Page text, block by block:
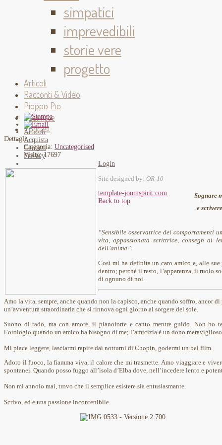
simpatici
imprevedibili
storie vere
progetto
Articoli
Racconti & Video
Pioppo Pio
Interviste
Podcast
Dettagli
Categoria: Uncategorised
Visite: 17697
Sognare
e
“Sensibile osservatrice dei comportamenti
vita, appassionata scrittrice, consegn ai
dell’anima”.
Così mi ha definita un caro amico e, alle
dentro; perché il resto, l’apparenza, il ruolo
di ognuno di noi.
Amo la vita, sempre, anche quando non la capisco, anche quando soffro, ancor
un’avventura straordinaria che si rinnova ogni giorno al sorgere del sole.
Suono di rado, ma con amore, il pianoforte e canto mentre guido. Non ho
l’orologio quando un amico ha bisogno di me; l’amicizia è un dono
Mi piace leggere, lasciarmi rapire dai notturni di Chopin, godermi un bel film.
Adoro il fuoco, la fiamma viva, il calore che mi trasmette. Amo viaggiare e
spontanei. Quando posso fuggo all’isola d’Elba dove, nell’incedere lento e
Non mi annoio mai, trovo che il semplice esistere sia entusiasmante.
Scrivo, ed è una passione incontenibile.
Articoli
Acquista
Contatti
Privacy
Login
Site designed by: OR-10
template-joomspirit.com
Back to top